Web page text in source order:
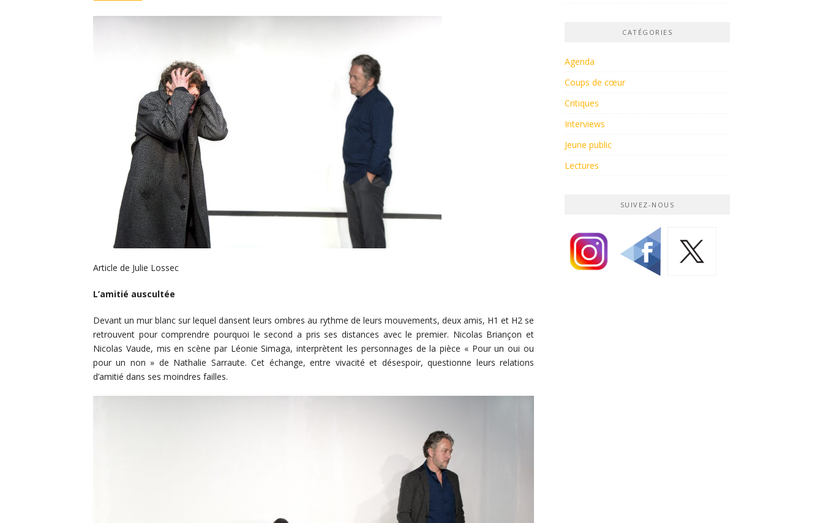
Article de Julie Lossec
L’amitié auscultée
Devant un mur blanc sur lequel dansent leurs ombres au rythme de leurs mouvements, deux amis, H1 et H2 se
retrouvent pour comprendre pourquoi le second a pris ses distances avec le premier. Nicolas Briançon et
Nicolas Vaude, mis en scène par Léonie Simaga, interprètent les personnages de la pièce « Pour un oui ou
pour un non » de Nathalie Sarraute. Cet échange, entre vivacité et désespoir, questionne leurs relations
d’amitié dans ses moindres failles.
CATÉGORIES
Agenda
Coups de cœur
Critiques
Interviews
Jeune public
Lectures
SUIVEZ-NOUS